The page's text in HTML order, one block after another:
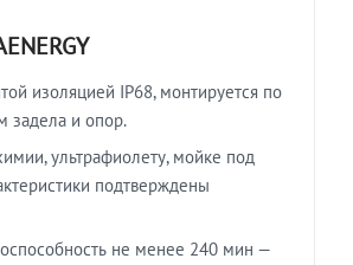
изоляцией IP68, монтируется по
задела и опор.
ультрафиолету, мойке под
подтверждены
не менее 240 мин —